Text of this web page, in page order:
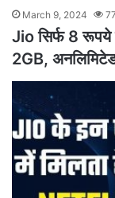
March 9, 2024 77
Jio सिर्फ 8 रूपये
2GB,